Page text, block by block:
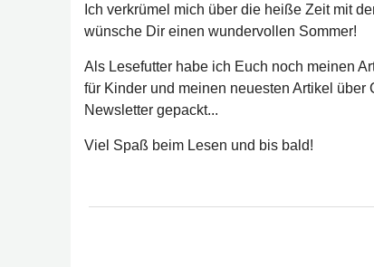
Ich verkrümel mich über die heiße Zeit mit
wünsche Dir einen wundervollen Sommer!
Als Lesefutter habe ich Euch noch meinen
für Kinder und meinen neuesten Artikel über
Newsletter gepackt...
Viel Spaß beim Lesen und bis bald!